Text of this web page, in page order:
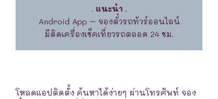
. แนะนำ.
Android App – จองตั๋วรถทัวร์ออนไลน์
มีติดเครื่องเช็คเที่ยวรถตลอด 24 ชม.
โหลดแอปติดตั้ง ค้นหาได้ง่ายๆ ผ่านโทรศัพท์ จอง